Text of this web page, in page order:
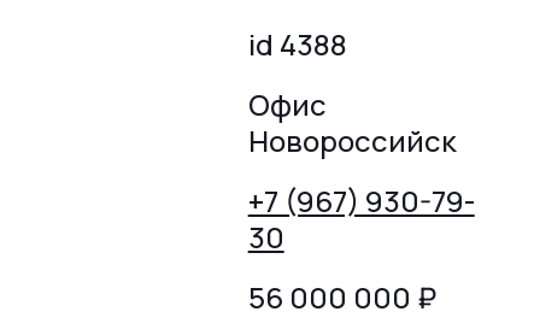
id 4388
Офис
Новороссийск
+7 (967) 930-79-
30
56 000 000 ₽